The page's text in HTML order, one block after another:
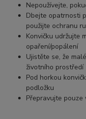
Nepoužívejte,
Dbejte opatrnosti
použijte ochranu
Konvičku udržujte
opaření/popálení
Ujistěte se, že
životního prostředí
Pod horkou
podložku
Přepravujte pouze